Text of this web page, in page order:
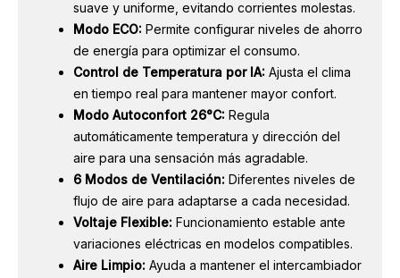
suave y uniforme, evitando corrientes molestas.
Modo ECO: Permite configurar niveles de ahorro
de energía para optimizar el consumo.
Control de Temperatura por IA: Ajusta el clima
en tiempo real para mantener mayor confort.
Modo Autoconfort 26°C: Regula
automáticamente temperatura y dirección del
aire para una sensación más agradable.
6 Modos de Ventilación: Diferentes niveles de
flujo de aire para adaptarse a cada necesidad.
Voltaje Flexible: Funcionamiento estable ante
variaciones eléctricas en modelos compatibles.
Aire Limpio: Ayuda a mantener el intercambiador